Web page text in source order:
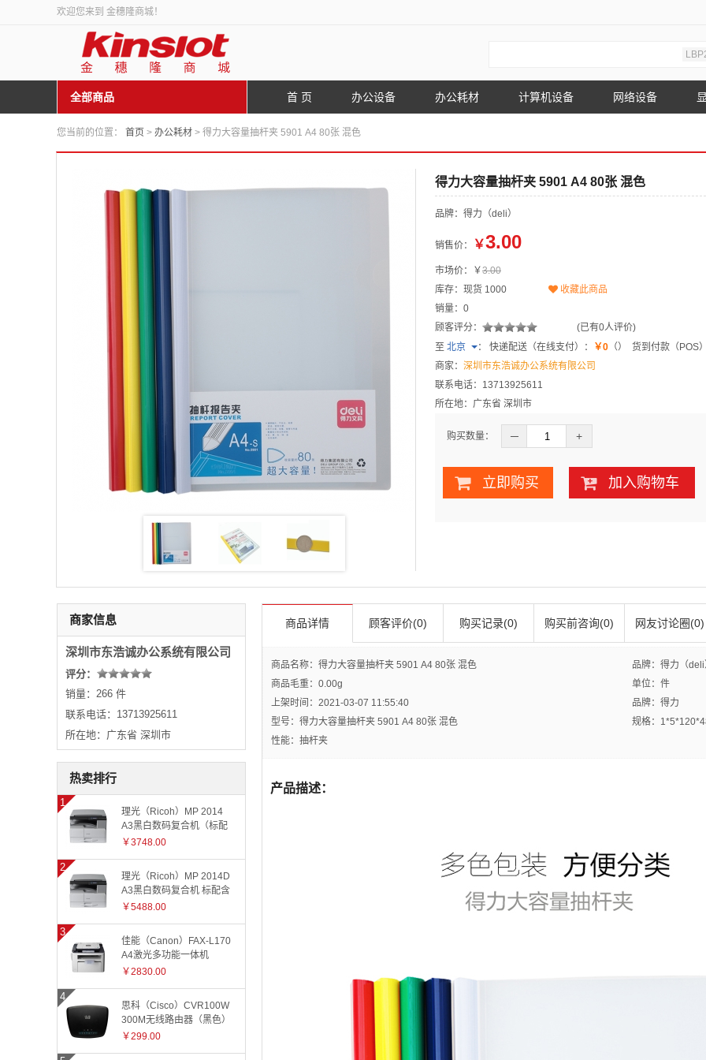
欢迎您来到 金穗隆商城！
全部商品 首 页 办公设备 办公耗材 计算机设备 网络设备
您当前的位置： 首页 > 办公耗材 > 得力大容量抽杆夹 5901 A4 80张 混色
得力大容量抽杆夹 5901 A4 80张 混色
品牌：得力（deli）
销售价： ￥3.00
市场价：￥3.00
库存：现货 1000
收藏此商品
销量：0
顾客评分：
(已有0人评价)
至 北京 ： 快递配送（在线支付）： ￥0 （） 货到付款（POS
商家： 深圳市东浩诚办公系统有限公司
联系电话：13713925611
所在地：广东省 深圳市
购买数量： ─ +
立即购买 加入购物车
商品详情 顾客评价(0) 购买记录(0) 购买前咨询(0) 网友讨论圈(0)
商品名称：得力大容量抽杆夹 5901 A4 80张 混色
品牌：得力（
商品毛重： 0.00g
单位：件
上架时间：2021-03-07 11:55:40
品牌：得力
型号：得力大容量抽杆夹 5901 A4 80张 混色
规格：
性能：抽杆夹
产品描述：
商家信息
深圳市东浩诚办公系统有限公司
评分：
销量：266 件
联系电话：13713925611
所在地：广东省 深圳市
热卖排行
理光（Ricoh）MP 2014
A3黑白数码复合机（标配
有线网络+国产工作台）
￥3748.00
理光（Ricoh）MP 2014D
A3黑白数码复合机 标配含
盖板
￥5488.00
佳能（Canon）FAX-L170
A4激光多功能一体机
￥2830.00
思科（Cisco）CVR100W
300M无线路由器（黑色）
￥299.00